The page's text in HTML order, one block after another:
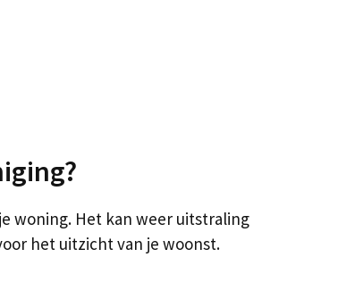
woning. Het kan weer uitstraling
het uitzicht van je woonst.